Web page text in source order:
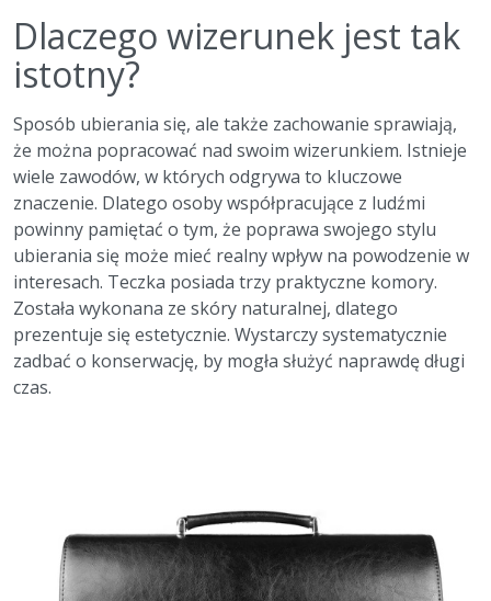
Dlaczego wizerunek jest tak
istotny?
Sposób ubierania się, ale także zachowanie sprawiają,
że można popracować nad swoim wizerunkiem. Istnieje
wiele zawodów, w których odgrywa to kluczowe
znaczenie. Dlatego osoby współpracujące z ludźmi
powinny pamiętać o tym, że poprawa swojego stylu
ubierania się może mieć realny wpływ na powodzenie w
interesach. Teczka posiada trzy praktyczne komory.
Została wykonana ze skóry naturalnej, dlatego
prezentuje się estetycznie. Wystarczy systematycznie
zadbać o konserwację, by mogła służyć naprawdę długi
czas.